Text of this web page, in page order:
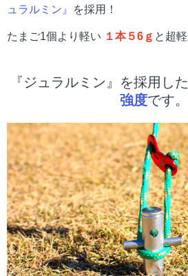
ュラルミン』
を採用！
たまご1個より軽い １本５6ｇ と超
『ジュラルミン』を採用し
強度です。